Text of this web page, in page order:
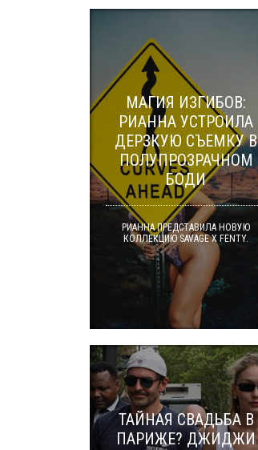
МАГИЯ ИЗГИБОВ:
РИАННА УСТРОИЛА
ДЕРЗКУЮ СЪЕМКУ В
ПОЛУПРОЗРАЧНОМ
БОДИ
РИАННА ПРЕДСТАВИЛА НОВУЮ
КОЛЛЕКЦИЮ SAVAGE X FENTY.
ТАЙНАЯ СВАДЬБА В
ПАРИЖЕ? ДЖИДЖИ